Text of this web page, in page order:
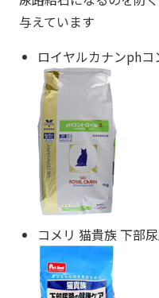
与えています
ロイヤルカナンphコ
コメリ 猫貴族 下部